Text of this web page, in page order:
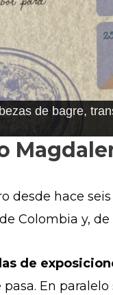
por
desde hace
Colombia y,
de
En